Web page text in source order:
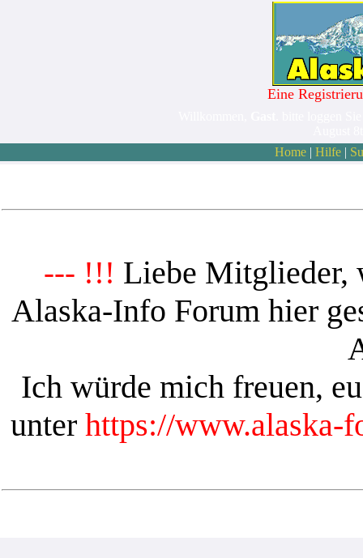
Eine
Home| Hilfe|
--- !!! Liebe Mitglieder,
Alaska-Info Forum hier
Ich würde mich freuen,
unter https://www.alaska-